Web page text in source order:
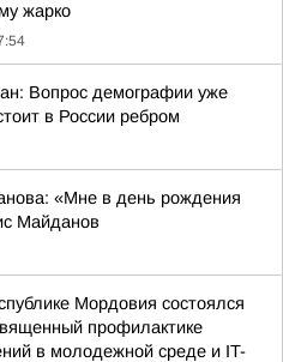
жарко
Вопрос демографии уже
в России ребром
«Мне в день рождения
Майданов
Мордовия состоялся
профилактике
в молодежной среде и IT-